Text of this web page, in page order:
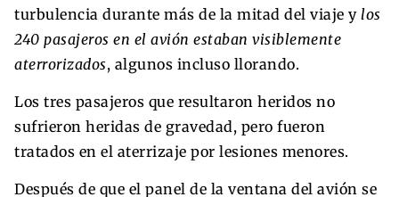
turbulencia durante más de la mitad del viaje y los
240 pasajeros en el avión estaban visiblemente
aterrorizados, algunos incluso llorando.
Los tres pasajeros que resultaron heridos no
sufrieron heridas de gravedad, pero fueron
tratados en el aterrizaje por lesiones menores.
Después de que el panel de la ventana del avión se